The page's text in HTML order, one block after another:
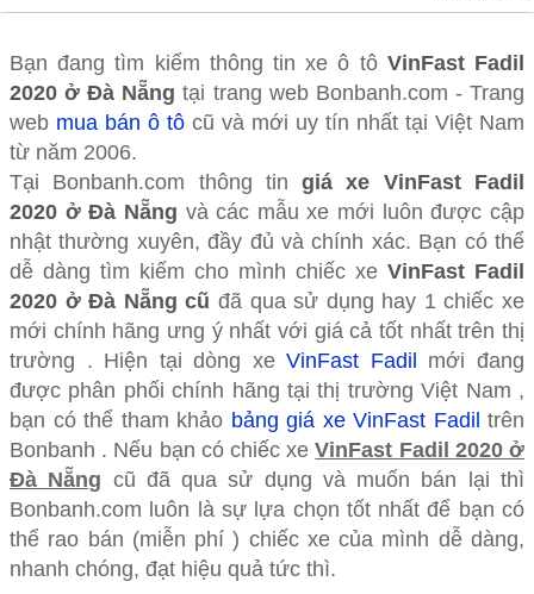
Bạn đang tìm kiếm thông tin xe ô tô VinFast Fadil
2020 ở Đà Nẵng tại trang web Bonbanh.com - Trang
web mua bán ô tô cũ và mới uy tín nhất tại Việt Nam
từ năm 2006.
Tại Bonbanh.com thông tingiá xe VinFast Fadil
2020 ở Đà Nẵng và các mẫu xe mới luôn được cập
nhật thường xuyên, đầy đủ và chính xác. Bạn có thể
dễ dàng tìm kiếm cho mình chiếc xe VinFast Fadil
2020 ở Đà Nẵng cũ đã qua sử dụng hay 1 chiếc xe
mới chính hãng ưng ý nhất với giá cả tốt nhất trên thị
trường . Hiện tại dòng xeVinFast Fadil mới đang
được phân phối chính hãng tại thị trường Việt Nam ,
bạn có thể tham khảo bảng giá xe VinFast Fadil trên
Bonbanh . Nếu bạn có chiếc xeVinFast Fadil 2020 ở
Đà Nẵng cũ đã qua sử dụng và muốn bán lại thì
Bonbanh.com luôn là sự lựa chọn tốt nhất để bạn có
thể rao bán (miễn phí ) chiếc xe của mình dễ dàng,
nhanh chóng, đạt hiệu quả tức thì.